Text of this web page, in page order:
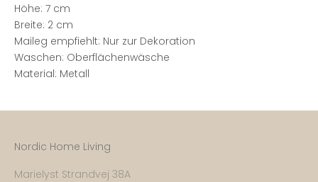
Höhe: 7 cm
Breite: 2 cm
Maileg empfiehlt: Nur zur Dekoration
Waschen: Oberflächenwäsche
Material: Metall
Nordic Home Living
Marielyst Strandvej 38A